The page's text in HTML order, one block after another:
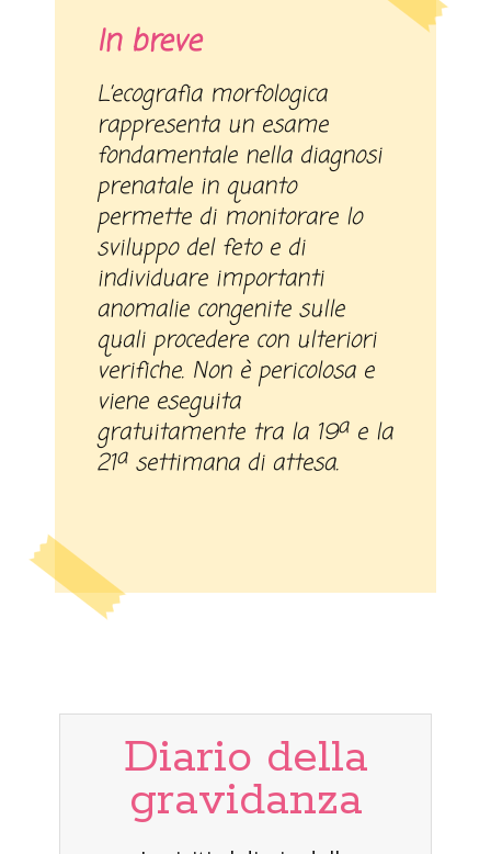
In breve
L’ecografia morfologica
rappresenta un esame
fondamentale nella diagnosi
prenatale in quanto
permette di monitorare lo
sviluppo del feto e di
individuare importanti
anomalie congenite sulle
quali procedere con ulteriori
verifiche. Non è pericolosa e
viene eseguita
gratuitamente tra la 19ae la
21asettimana di attesa.
Diario della
gravidanza